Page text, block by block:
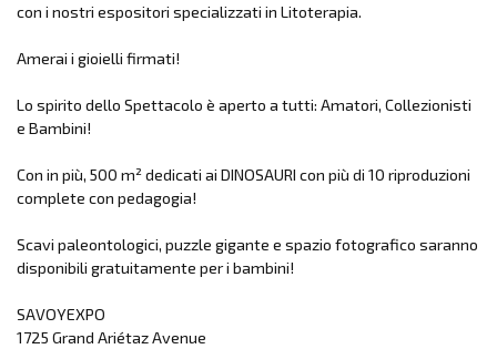
con i nostri espositori specializzati in Litoterapia.
Amerai i gioielli firmati!
Lo spirito dello Spettacolo è aperto a tutti: Amatori, Collezionisti
e Bambini!
Con in più, 500 m² dedicati ai DINOSAURI con più di 10 riproduzioni
complete con pedagogia!
Scavi paleontologici, puzzle gigante e spazio fotografico saranno
disponibili gratuitamente per i bambini!
SAVOYEXPO
1725 Grand Ariétaz Avenue